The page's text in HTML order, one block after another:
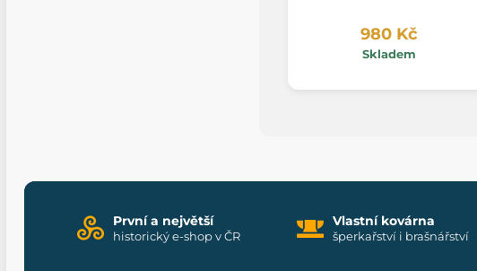
980 Kč
Skladem
První a největší
historický e-shop v ČR
Vlastní kovárna
šperkařství i brašnářství